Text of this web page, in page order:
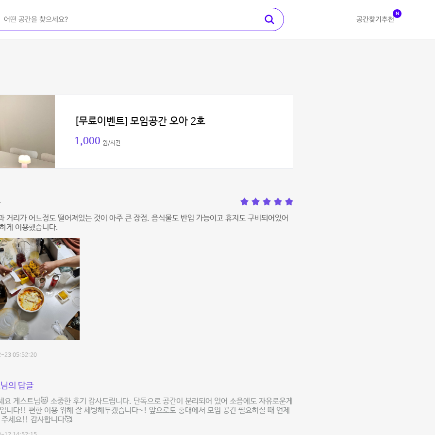
공간찾기 추천
N
[무료이벤트] 모임공간 오아 2호
1,000 원/시간
거리가 어느정도 떨어져있는 것이 아주 큰 장점. 음식물도 반입 가능이고 휴지도 구비되어있어
게 이용했습니다.
23 05:52:20
의 답글
요 게스트님😻 소중한 후기 감사드립니다. 단독으로 공간이 분리되어 있어 소음에도 자유로운게
니다!! 편한 이용 위해 잘 세팅해두겠습니다~! 앞으로도 홍대에서 모임 공간 필요하실 때 언제
주세요!! 감사합니다🥰